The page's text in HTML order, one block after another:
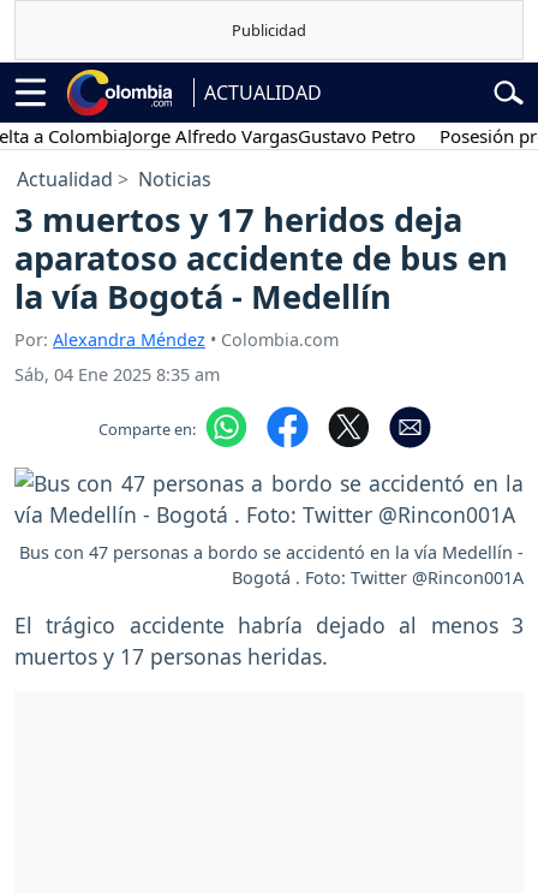
ACTUALIDAD
Jorge Alfredo VargasGustavo Petro Posesión
Actualidad Noticias
3 muertos y 17 heridos deja
aparatoso accidente de bus en
la vía Bogotá - Medellín
Por: Alexandra Méndez • Colombia.com
Sáb, 04 Ene 2025 8:35 am
Comparte en:
Bus con 47 personas a bordo se accidentó en la vía Medellín -
Bogotá . Foto: Twitter @Rincon001A
El trágico accidente habría dejado al menos 3
muertos y 17 personas heridas.